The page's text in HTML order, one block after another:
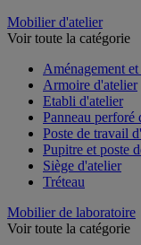
Mobilier d'atelier
Voir toute la catégorie
Aménagement
Armoire d'atelier
Etabli d'atelier
Panneau perforé
Poste de travail
Pupitre et poste
Siège d'atelier
Tréteau
Mobilier de laboratoire
Voir toute la catégorie